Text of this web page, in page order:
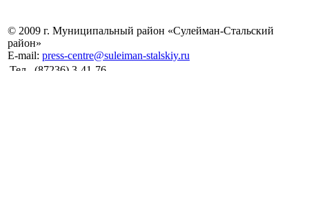
© 2009 г. Муниципальный район «Сулейман-Стальский
район»
E-mail: press-centre@suleiman-stalskiy.ru
Тел.
(87236) 3-41-76